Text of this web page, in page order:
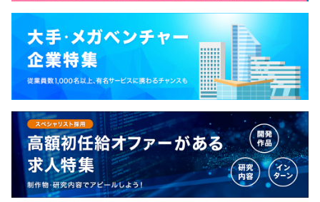
平均3～5名のチームで1プロジェクトを担当します。
1プロジェクトの期間は2～6か月のものが多いです。